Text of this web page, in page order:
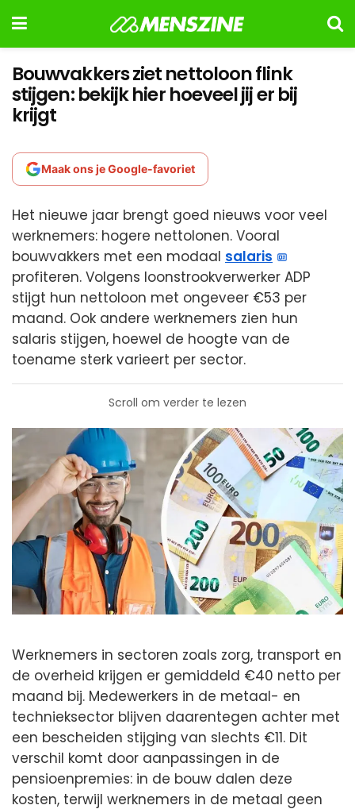
Bouwvakkers ziet nettoloon flink
stijgen: bekijk hier hoeveel jij er bij
krijgt
Maak ons je Google-favoriet
Het nieuwe jaar brengt goed nieuws voor veel
werknemers: hogere nettolonen. Vooral
bouwvakkers met een modaal salaris
profiteren. Volgens loonstrookverwerker ADP
stijgt hun nettoloon met ongeveer €53 per
maand. Ook andere werknemers zien hun
salaris stijgen, hoewel de hoogte van de
toename sterk varieert per sector.
Scroll om verder te lezen
Werknemers in sectoren zoals zorg, transport en
de overheid krijgen er gemiddeld €40 netto per
maand bij. Medewerkers in de metaal- en
technieksector blijven daarentegen achter met
een bescheiden stijging van slechts €11. Dit
verschil komt door aanpassingen in de
pensioenpremies: in de bouw dalen deze
kosten, terwijl werknemers in de metaal geen